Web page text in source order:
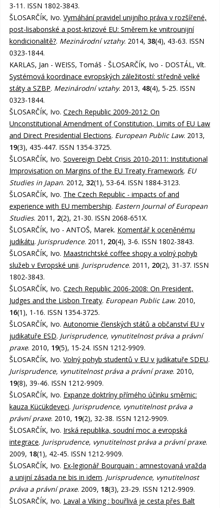
3-11. ISSN 1802-3843.
ŠLOSARČÍK, Ivo. Vymáhání pravidel unijního práva v rozšířené,
post-lisabonské a post-krizové EU: Směrem ke vnitrounijní
kondicionalitě?. Mezinárodní vztahy. 2014, 38(4), 43-63. ISSN
0323-1844.
KARLAS, Jan - WEISS, Tomáš - ŠLOSARČÍK, Ivo - DOSTÁL, Vít.
Systémová koordinace evropských záležitostí: středně velké
státy a SZBP. Mezinárodní vztahy. 2013, 48(4), 5-25. ISSN
0323-1844.
ŠLOSARČÍK, Ivo. Czech Republic 2009-2012: On
Unconstitutional Amendment of Constitution, Limits of EU Law
and Direct Presidential Elections. European Public Law. 2013,
19(3), 435-447. ISSN 1354-3725.
ŠLOSARČÍK, Ivo. Sovereign Debt Crisis 2010-2011: Institutional
Improvisation on Margins of the EU Treaty Framework. EU
Studies in Japan. 2012, 32(1), 53-64. ISSN 1884-3123.
ŠLOSARČÍK, Ivo. The Czech Republic - impacts of and
experience with EU membership. Eastern Journal of European
Studies. 2011, 2(2), 21-30. ISSN 2068-651X.
ŠLOSARČÍK, Ivo - ANTOŠ, Marek. Komentář k oceněnému
judikátu. Jurisprudence. 2011, 20(4), 3-6. ISSN 1802-3843.
ŠLOSARČÍK, Ivo. Maastrichtské coffee shopy a volný pohyb
služeb v Evropské unii. Jurisprudence. 2011, 20(2), 31-37. ISSN
1802-3843.
ŠLOSARČÍK, Ivo. Czech Republic 2006-2008: On President,
Judges and the Lisbon Treaty. European Public Law. 2010,
16(1), 1-16. ISSN 1354-3725.
ŠLOSARČÍK, Ivo. Autonomie členských států a občanství EU v
judikatuře ESD. Jurisprudence, vynutitelnost práva a právní
praxe. 2010, 19(5), 15-24. ISSN 1212-9909.
ŠLOSARČÍK, Ivo. Volný pohyb studentů v EU v judikatuře SDEU.
Jurisprudence, vynutitelnost práva a právní praxe. 2010,
19(8), 39-46. ISSN 1212-9909.
ŠLOSARČÍK, Ivo. Expanze doktríny přímého účinku směrnic:
kauza Kücükdeveci. Jurisprudence, vynutitelnost práva a
právní praxe. 2010, 19(2), 32-38. ISSN 1212-9909.
ŠLOSARČÍK, Ivo. Irská republika, soudní moc a evropská
integrace. Jurisprudence, vynutitelnost práva a právní praxe.
2009, 18(1), 42-45. ISSN 1212-9909.
ŠLOSARČÍK, Ivo. Ex-legionář Bourquain : amnestovaná vražda
a unijní zásada ne bis in idem. Jurisprudence, vynutitelnost
práva a právní praxe. 2009, 18(3), 23-29. ISSN 1212-9909.
ŠLOSARČÍK, Ivo. Laval a Viking : bouřlivá je cesta přes Balt